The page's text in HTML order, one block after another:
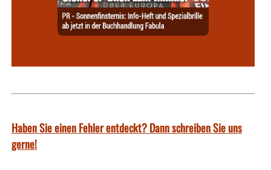
Haben Sie einen Fehler entdeckt? Dann schreiben Sie uns
gerne!